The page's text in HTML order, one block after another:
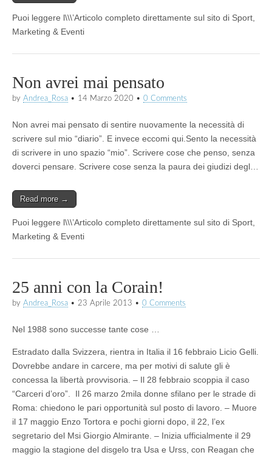
Puoi leggere l\\\’Articolo completo direttamente sul sito di Sport,
Marketing & Eventi
Non avrei mai pensato
by Andrea_Rosa • 14 Marzo 2020 • 0 Comments
Non avrei mai pensato di sentire nuovamente la necessità di
scrivere sul mio “diario”. E invece eccomi qui.Sento la necessità
di scrivere in uno spazio “mio”. Scrivere cose che penso, senza
doverci pensare. Scrivere cose senza la paura dei giudizi degl…
Read more →
Puoi leggere l\\\’Articolo completo direttamente sul sito di Sport,
Marketing & Eventi
25 anni con la Corain!
by Andrea_Rosa • 23 Aprile 2013 • 0 Comments
Nel 1988 sono successe tante cose …
Estradato dalla Svizzera, rientra in Italia il 16 febbraio Licio Gelli.
Dovrebbe andare in carcere, ma per motivi di salute gli è
concessa la libertà provvisoria. – Il 28 febbraio scoppia il caso
“Carceri d’oro”. Il 26 marzo 2mila donne sfilano per le strade di
Roma: chiedono le pari opportunità sul posto di lavoro. – Muore
il 17 maggio Enzo Tortora e pochi giorni dopo, il 22, l’ex
segretario del Msi Giorgio Almirante. – Inizia ufficialmente il 29
maggio la stagione del disgelo tra Usa e Urss, con Reagan che